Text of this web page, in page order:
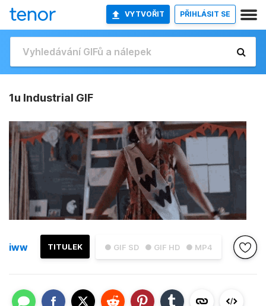
VYTVOŘIT PŘIHLÁSIT SE
1u Industrial GIF
● GIF SD ● GIF HD ● MP4
TITULEK
iww